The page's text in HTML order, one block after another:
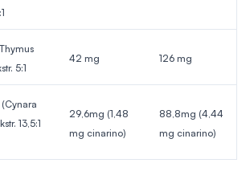
Thymus
5:1
42 mg 126 mg
Cynara
13,5:1
29,6mg (1,48
mg cinarino)
88,8mg (4,44
mg cinarino)